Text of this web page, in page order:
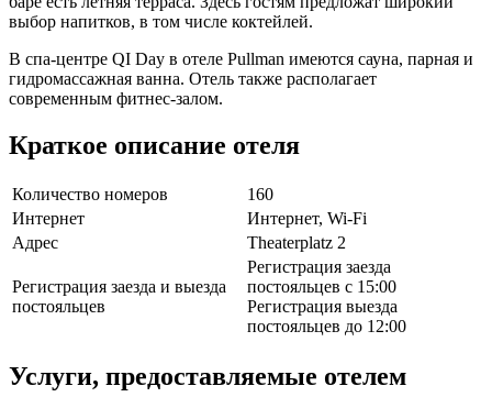
выбор напитков, в том числе коктейлей.
В спа-центре QI Day в отеле Pullman имеются сауна, парная и
гидромассажная ванна. Отель также располагает
современным фитнес-залом.
Краткое описание отеля
Количество номеров
160
Интернет
Интернет, Wi-Fi
Адрес
Theaterplatz 2
Регистрация заезда и выезда
постояльцев
Регистрация заезда
постояльцев с 15:00
Регистрация выезда
постояльцев до 12:00
Услуги, предоставляемые отелем